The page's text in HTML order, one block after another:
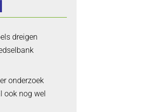
dreigen
onderzoek
ook nog wel